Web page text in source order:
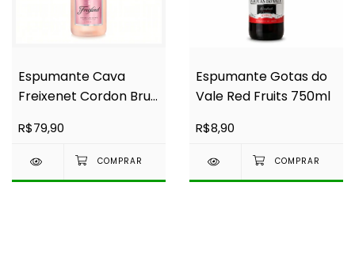
Espumante Cava
Freixenet Cordon Brut
R$79,90
Espumante Gotas do
Vale Red Fruits 750ml
R$8,90